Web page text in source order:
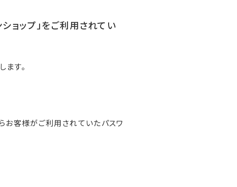
ョップ」をご利用されてい
す。
お客様がご利用されていたパスワ